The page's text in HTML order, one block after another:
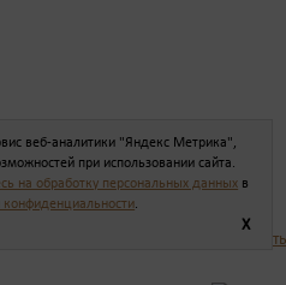
веб-аналитики "Яндекс Метрика",
при использовании сайта.
на обработку персональных данных в
конфиденциальности.
X